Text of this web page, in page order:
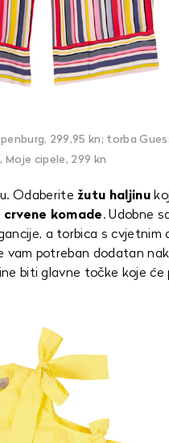
299,95 kn; torba
Moje cipele, 299 kn
Odaberite žutu haljinu
crvene komade. Udobne
a torbica s cvjetnim
vam potreban dodatan
biti glavne točke koje će